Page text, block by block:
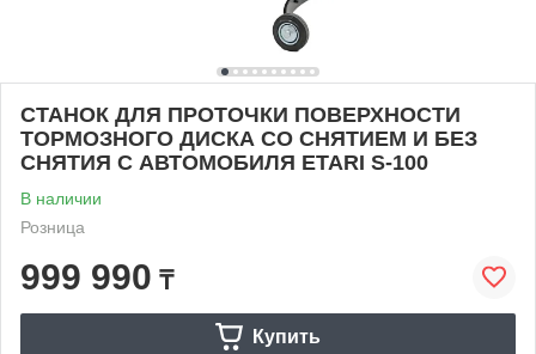
СТАНОК ДЛЯ ПРОТОЧКИ ПОВЕРХНОСТИ
ТОРМОЗНОГО ДИСКА СО СНЯТИЕМ И БЕЗ
СНЯТИЯ С АВТОМОБИЛЯ ETARI S-100
В наличии
Розница
999 990 ₸
Купить